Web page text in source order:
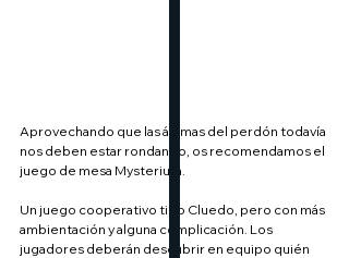
Aprovechando que las ánimas del perdón todavía
nos deben estar rondando, os recomendamos el
juego de mesa Mysterium.
Un juego cooperativo tipo Cluedo, pero con más
ambientación y alguna complicación. Los
jugadores deberán descubrir en equipo quién